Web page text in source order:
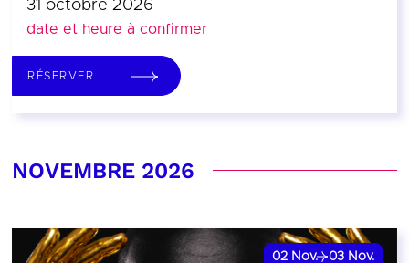
31 octobre 2026
date et heure à confirmer
RÉSERVER
NOVEMBRE 2026
02 Nov. 03 Nov.